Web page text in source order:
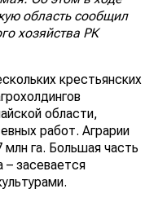
область сообщил
хозяйства РК
крестьянских
области,
работ. Аграрии
млн га. Большая часть
– засевается